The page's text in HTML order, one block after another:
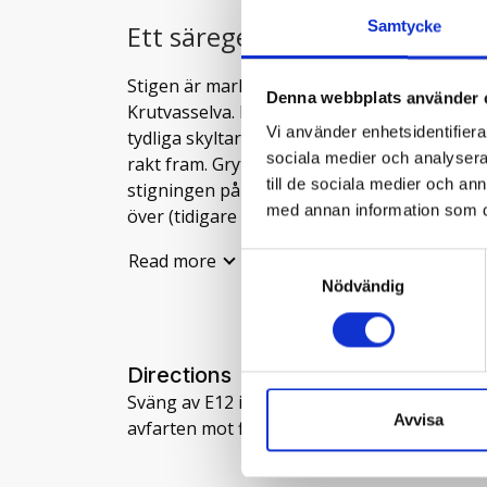
Samtycke
Denna webbplats använder
Vi använder
sociala medier och
till de sociala medier och
med annan information som
Nödvändig
Avvisa
Ett säreget fjäll med en
Stigen är markerad från parkeringsplatsen
Krutvasselva. Här finns en hängbro över
tydliga skyltar som pekar mot
rakt fram. Gryttindturen följer älven
stigningen påbörjas passerar stigen över
över (tidigare har det funnits en spång).
mot toppen allt brantare. Själva toppen
väderstreck. Vandringen upp till
För de som önskar en längre tur i fjellet er
nordöst mot Hjeltfjellvatnet. En fin tur på
som slingrar sig ner i terrängen i följe med
Read more
Directions
Sväng av E12 i Västansjö och kör mot
avfarten mot fiskeodlingen. Här börjar